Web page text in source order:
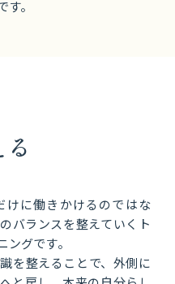
に働きかけるのではな
バランスを整えていくト
を整えることで、外側に
と戻し、本来の自分らし
いくために、イルチブレ